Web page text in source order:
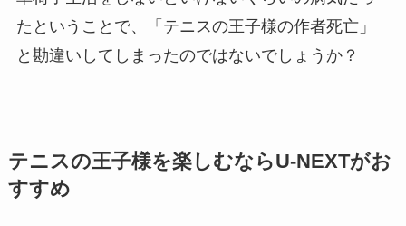
たということで、「テニスの王子様の作者死亡」
と勘違いしてしまったのではないでしょうか？
テニスの王子様を楽しむならU-NEXTがお
すすめ